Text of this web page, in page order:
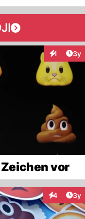
1 3y
vor
4 3y